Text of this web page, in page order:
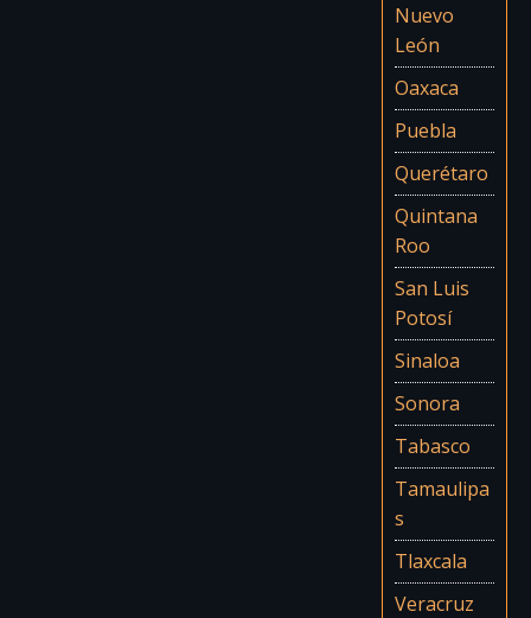
Nuevo
León
Oaxaca
Puebla
Querétaro
Quintana
Roo
San Luis
Potosí
Sinaloa
Sonora
Tabasco
Tamaulipa
s
Tlaxcala
Veracruz